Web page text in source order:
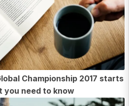
Championship 2017 starts
you need to know